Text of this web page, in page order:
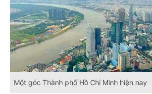
Một góc Thành phố Hồ Chí Minh hiện nay